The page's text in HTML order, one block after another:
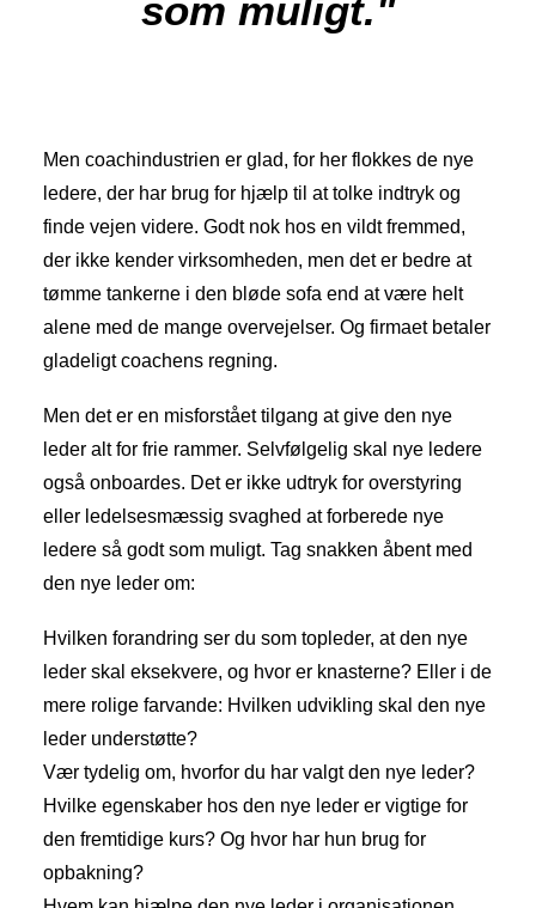
som muligt."
Men coachindustrien er glad, for her flokkes de nye
ledere, der har brug for hjælp til at tolke indtryk og
finde vejen videre. Godt nok hos en vildt fremmed,
der ikke kender virksomheden, men det er bedre at
tømme tankerne i den bløde sofa end at være helt
alene med de mange overvejelser. Og firmaet betaler
gladeligt coachens regning.
Men det er en misforstået tilgang at give den nye
leder alt for frie rammer. Selvfølgelig skal nye ledere
også onboardes. Det er ikke udtryk for overstyring
eller ledelsesmæssig svaghed at forberede nye
ledere så godt som muligt. Tag snakken åbent med
den nye leder om:
Hvilken forandring ser du som topleder, at den nye
leder skal eksekvere, og hvor er knasterne? Eller i de
mere rolige farvande: Hvilken udvikling skal den nye
leder understøtte?
Vær tydelig om, hvorfor du har valgt den nye leder?
Hvilke egenskaber hos den nye leder er vigtige for
den fremtidige kurs? Og hvor har hun brug for
opbakning?